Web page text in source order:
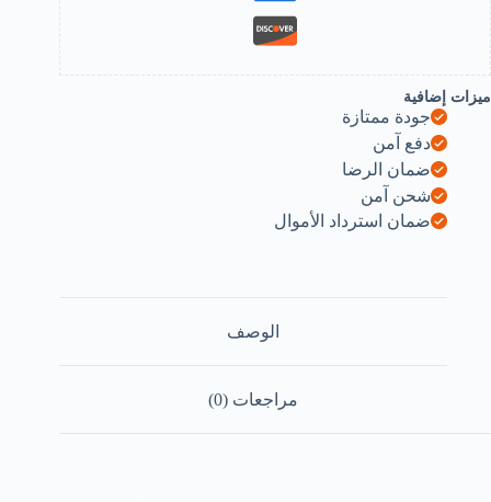
ميزات إضافية
جودة ممتازة
دفع آمن
ضمان الرضا
شحن آمن
ضمان استرداد الأموال
الوصف
مراجعات (0)